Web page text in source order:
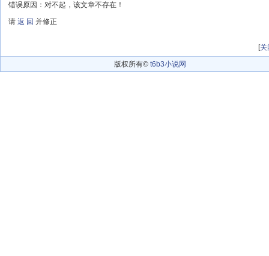
错误原因：对不起，该文章不存在！
请 返 回 并修正
[关
版权所有© t6b3小说网